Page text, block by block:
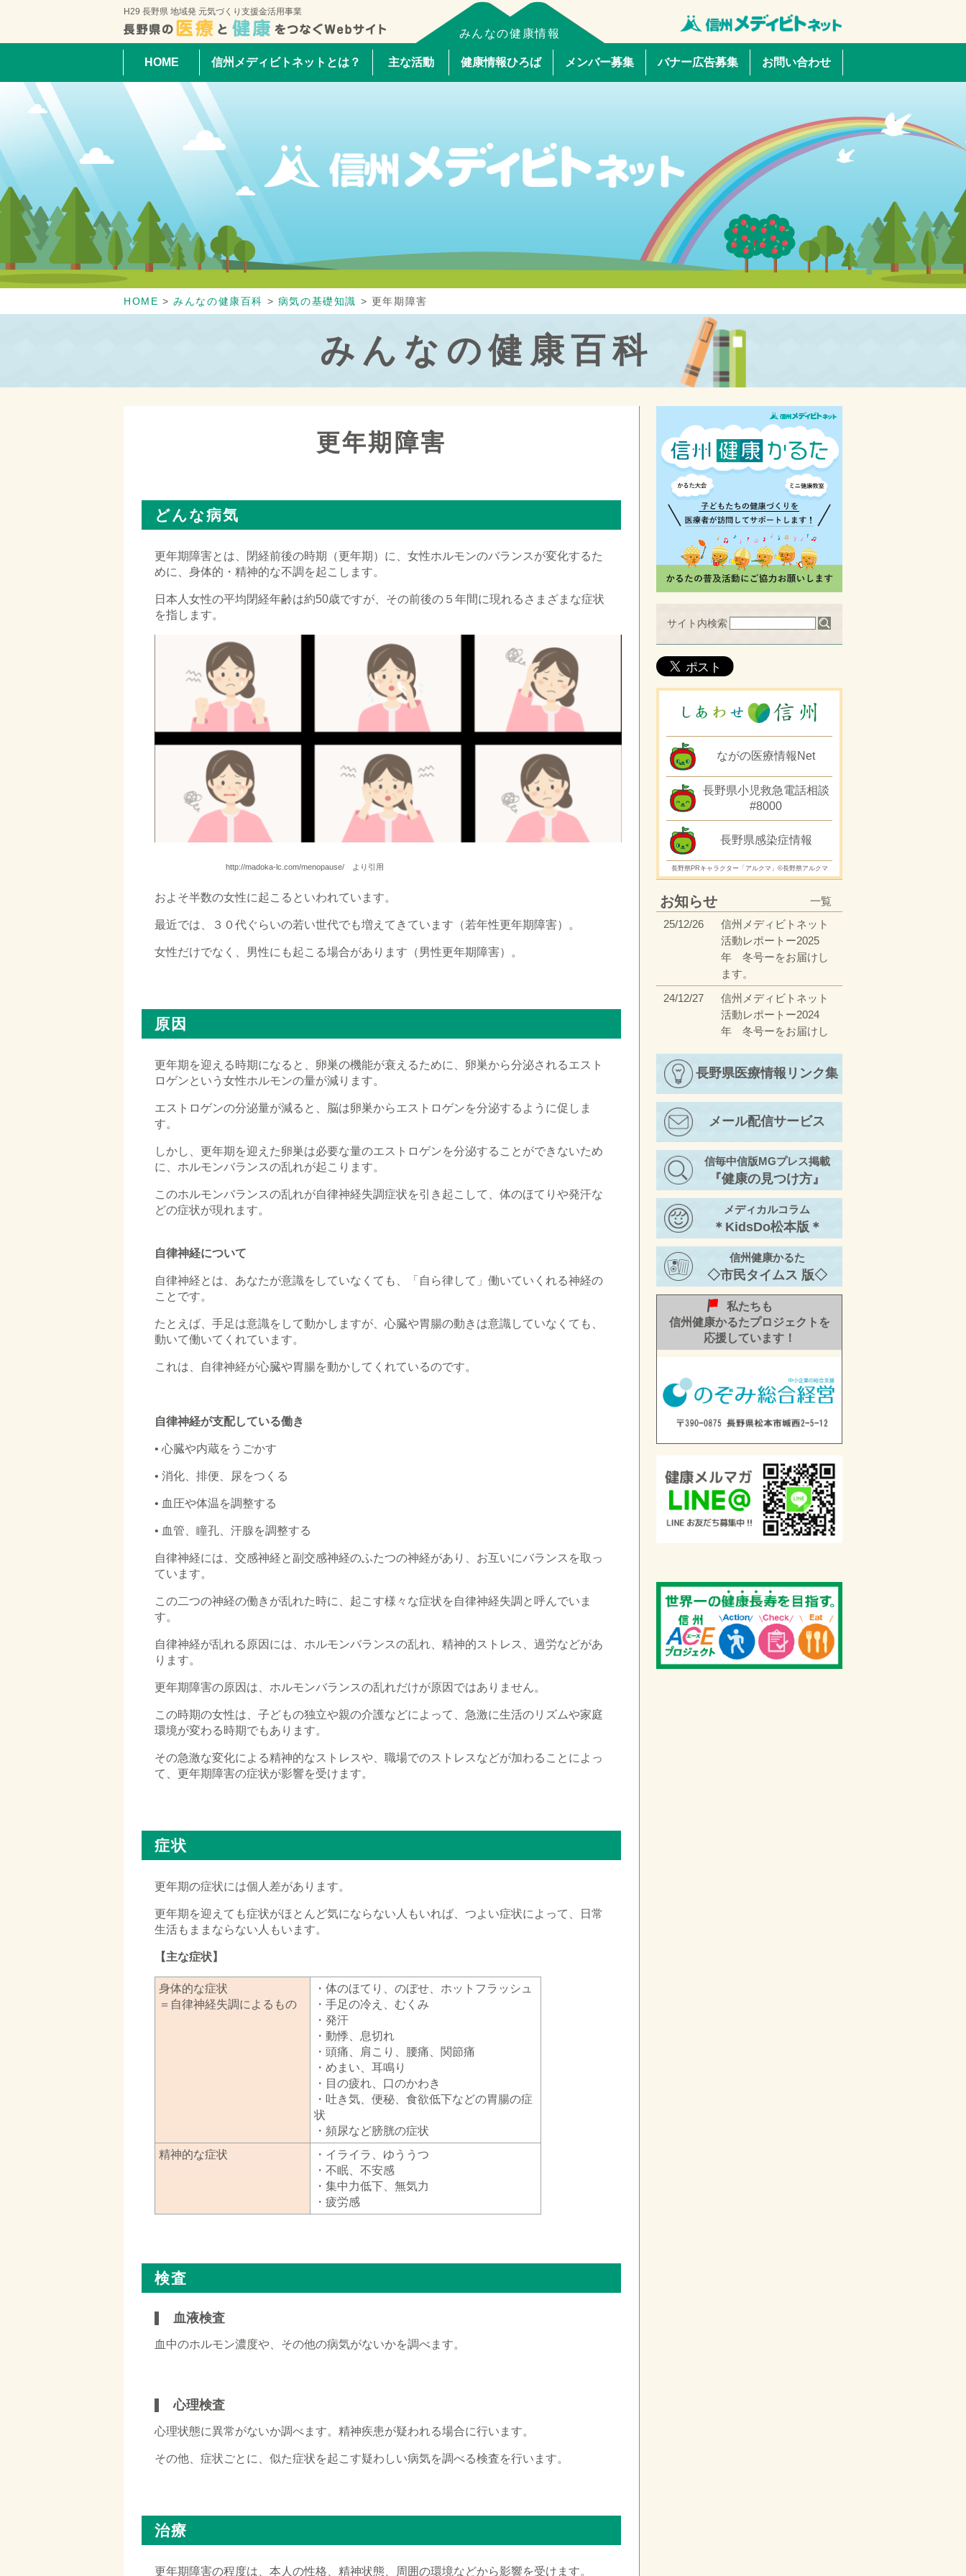
H29 長野県 地域発 元気づくり支援金活用事業
みんなの健康情報
HOME 信州メディビトネットとは？ 主な活動 健康情報ひろば メンバー募集 バナー広告募集 お問い合わせ
HOME >みんなの健康百科 > 病気の基礎知識 > 更年期障害
みんなの健康百科
更年期障害
どんな病気
更年期障害とは、閉経前後の時期（更年期）に、女性ホルモンのバランスが変化するた
めに、身体的・精神的な不調を起こします。
日本人女性の平均閉経年齢は約50歳ですが、その前後の５年間に現れるさまざまな症状
を指します。
http://madoka-lc.com/menopause/ より引用
およそ半数の女性に起こるといわれています。
最近では、３０代ぐらいの若い世代でも増えてきています（若年性更年期障害）。
女性だけでなく、男性にも起こる場合があります（男性更年期障害）。
原因
更年期を迎える時期になると、卵巣の機能が衰えるために、卵巣から分泌されるエスト
ロゲンという女性ホルモンの量が減ります。
エストロゲンの分泌量が減ると、脳は卵巣からエストロゲンを分泌するように促しま
す。
しかし、更年期を迎えた卵巣は必要な量のエストロゲンを分泌することができないため
に、ホルモンバランスの乱れが起こります。
このホルモンバランスの乱れが自律神経失調症状を引き起こして、体のほてりや発汗な
どの症状が現れます。
自律神経について
自律神経とは、あなたが意識をしていなくても、「自ら律して」働いていくれる神経の
ことです。
たとえば、手足は意識をして動かしますが、心臓や胃腸の動きは意識していなくても、
動いて働いてくれています。
これは、自律神経が心臓や胃腸を動かしてくれているのです。
自律神経が支配している働き
• 心臓や内蔵をうごかす
• 消化、排便、尿をつくる
• 血圧や体温を調整する
• 血管、瞳孔、汗腺を調整する
自律神経には、交感神経と副交感神経のふたつの神経があり、お互いにバランスを取っ
ています。
この二つの神経の働きが乱れた時に、起こす様々な症状を自律神経失調と呼んでいま
す。
自律神経が乱れる原因には、ホルモンバランスの乱れ、精神的ストレス、過労などがあ
ります。
更年期障害の原因は、ホルモンバランスの乱れだけが原因ではありません。
この時期の女性は、子どもの独立や親の介護などによって、急激に生活のリズムや家庭
環境が変わる時期でもあります。
その急激な変化による精神的なストレスや、職場でのストレスなどが加わることによっ
て、更年期障害の症状が影響を受けます。
症状
更年期の症状には個人差があります。
更年期を迎えても症状がほとんど気にならない人もいれば、つよい症状によって、日常
生活もままならない人もいます。
【主な症状】
身体的な症状
＝自律神経失調によるもの
・体のほてり、のぼせ、ホットフラッシュ
・手足の冷え、むくみ
・発汗
・動悸、息切れ
・頭痛、肩こり、腰痛、関節痛
・めまい、耳鳴り
・目の疲れ、口のかわき
・吐き気、便秘、食欲低下などの胃腸の症
状
・頻尿など膀胱の症状
精神的な症状
・イライラ、ゆううつ
・不眠、不安感
・集中力低下、無気力
・疲労感
検査
血液検査
血中のホルモン濃度や、その他の病気がないかを調べます。
心理検査
心理状態に異常がないか調べます。精神疾患が疑われる場合に行います。
その他、症状ごとに、似た症状を起こす疑わしい病気を調べる検査を行います。
治療
更年期障害の程度は、本人の性格、精神状態、周囲の環境などから影響を受けます。
サイト内検索
ながの医療情報Net
長野県小児救急電話相談
#8000
長野県感染症情報
長野県PRキャラクター「アルクマ」©長野県アルクマ
一覧
お知らせ
25/12/26
信州メディビトネット
活動レポートー2025
年 冬号ーをお届けし
ます。
24/12/27
信州メディビトネット
活動レポートー2024
年 冬号ーをお届けし
23/12/27
信州メディビトネット
年 冬号ーをお届けし
ます。
23/4/17
信州メディビトネット
活動レポートー2023
年 春号ーをお届けし
ます。
22/11/30
信州メディビトネット
活動レポートー2022
年 秋号②ーをお届け
します。
長野県医療情報リンク集
メール配信サービス
信毎中信版MGプレス掲載
『健康の見つけ方』
メディカルコラム
＊KidsDo松本版＊
信州健康かるた
◇市民タイムス 版◇
私たちも
信州健康かるたプロジェクトを
応援しています！